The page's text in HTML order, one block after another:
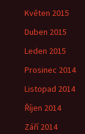
Květen 2015
Duben 2015
Leden 2015
Prosinec 2014
Listopad 2014
Říjen 2014
Září 2014